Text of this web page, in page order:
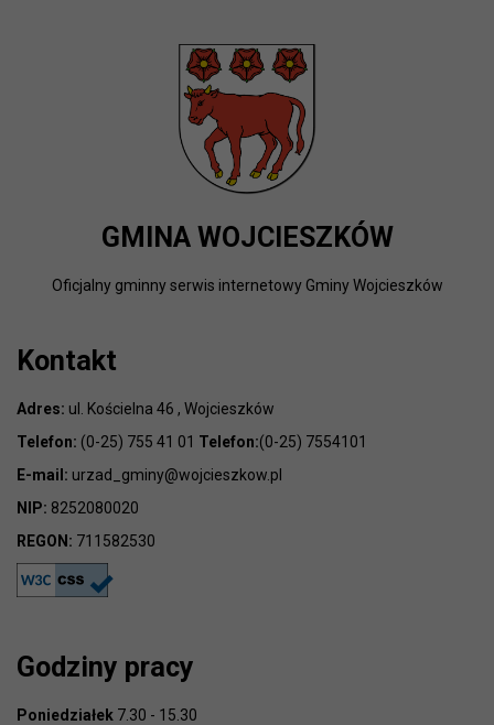
GMINA WOJCIESZKÓW
Oficjalny gminny serwis internetowy Gminy Wojcieszków
Kontakt
Adres: ul. Kościelna 46 , Wojcieszków
Telefon: (0-25) 755 41 01 Telefon:(0-25) 7554101
E-mail: urzad_gminy@wojcieszkow.pl
NIP: 8252080020
REGON: 711582530
Godziny pracy
Poniedziałek 7.30 - 15.30